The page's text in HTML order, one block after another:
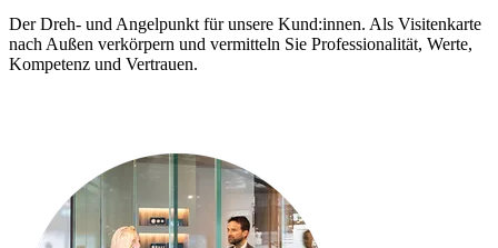
Der Dreh- und Angelpunkt für unsere Kund:innen. Als Visitenkarte
nach Außen verkörpern und vermitteln Sie Professionalität, Werte,
Kompetenz und Vertrauen.